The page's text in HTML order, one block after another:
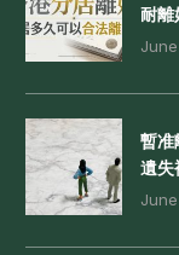
耐離
暫准
遺失